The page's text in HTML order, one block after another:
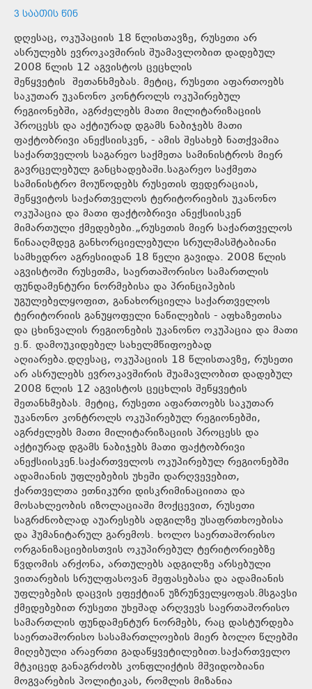
3 ᲡᲐᲐᲗᲘᲡ ᲬᲘᲜ
დღესაც, ოკუპაციის 18 წლისთავზე, რუსეთი არ
ასრულებს ევროკავშირის შუამავლობით დადებულ
2008 წლის 12 აგვისტოს ცეცხლის
შეწყვეტის შეთანხმებას. მეტიც, რუსეთი აფართოებს
საკუთარ უკანონო კონტროლს ოკუპირებულ
რეგიონებში, აგრძელებს მათი მილიტარიზაციის
პროცესს და აქტიურად დგამს ნაბიჯებს მათი
ფაქტობრივი ანექსიისკენ, - ამის შესახებ ნათქვამია
საქართველოს საგარეო საქმეთა სამინისტროს მიერ
გავრცელებულ განცხადებაში.საგარეო საქმეთა
სამინისტრო მოუწოდებს რუსეთის ფედერაციას,
შეწყვიტოს საქართველოს ტერიტორიების უკანონო
ოკუპაცია და მათი ფაქტობრივი ანექსიისკენ
მიმართული ქმედებები.„რუსეთის მიერ საქართველოს
წინააღმდეგ განხორციელებული სრულმასშტაბიანი
სამხედრო აგრესიიდან 18 წელი გავიდა. 2008 წლის
აგვისტოში რუსეთმა, საერთაშორისო სამართლის
ფუნდამენტური ნორმებისა და პრინციპების
უგულებელყოფით, განახორციელა საქართველოს
ტერიტორიის განუყოფელი ნაწილების - აფხაზეთისა
და ცხინვალის რეგიონების უკანონო ოკუპაცია და მათი
ე.წ. დამოუკიდებელ სახელმწიფოებად
აღიარება.დღესაც, ოკუპაციის 18 წლისთავზე, რუსეთი
არ ასრულებს ევროკავშირის შუამავლობით დადებულ
2008 წლის 12 აგვისტოს ცეცხლის შეწყვეტის
შეთანხმებას. მეტიც, რუსეთი აფართოებს საკუთარ
უკანონო კონტროლს ოკუპირებულ რეგიონებში,
აგრძელებს მათი მილიტარიზაციის პროცესს და
აქტიურად დგამს ნაბიჯებს მათი ფაქტობრივი
ანექსიისკენ.საქართველოს ოკუპირებულ რეგიონებში
ადამიანის უფლებების უხეში დარღვევებით,
ქართველთა ეთნიკური დისკრიმინაციითა და
მოსახლეობის იზოლაციაში მოქცევით, რუსეთი
საგრძნობლად აუარესებს ადგილზე უსაფრთხოებისა
და ჰუმანიტარულ გარემოს. ხოლო საერთაშორისო
ორგანიზაციებისთვის ოკუპირებულ ტერიტორიებზე
წვდომის არქონა, ართულებს ადგილზე არსებული
ვითარების სრულფასოვან შეფასებასა და ადამიანის
უფლებების დაცვის ეფექტიან უზრუნველყოფას.მსგავსი
ქმედებებით რუსეთი უხეშად არღვევს საერთაშორისო
სამართლის ფუნდამენტურ ნორმებს, რაც დასტურდება
საერთაშორისო სასამართლოების მიერ ბოლო წლებში
მიღებული არაერთი გადაწყვეტილებით.საქართველო
მტკიცედ განაგრძობს კონფლიქტის მშვიდობიანი
მოგვარების პოლიტიკას, რომლის მიზანია